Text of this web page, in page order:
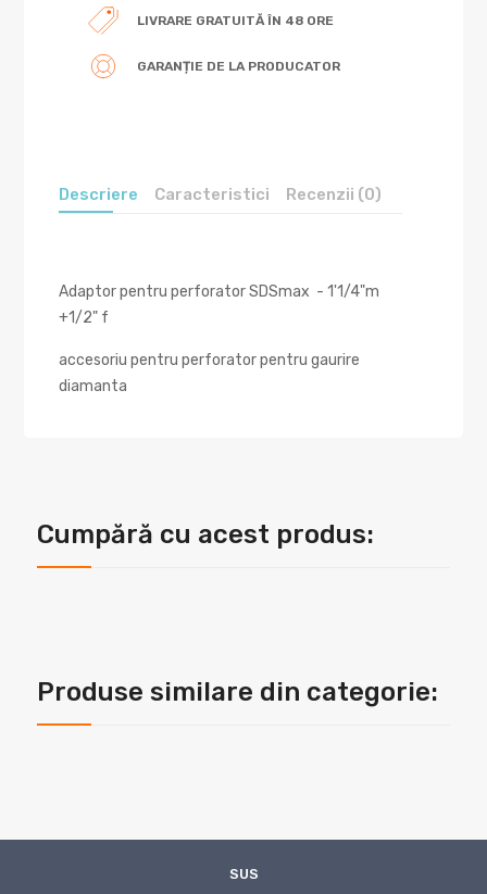
LIVRARE GRATUITĂ ÎN 48 ORE
GARANȚIE DE LA PRODUCATOR
Descriere Caracteristici Recenzii (0)
Adaptor pentru perforator SDSmax - 1'1/4"m
+1/2" f
accesoriu pentru perforator pentru gaurire
diamanta
Cumpără cu acest produs:
Produse similare din categorie:
SUS